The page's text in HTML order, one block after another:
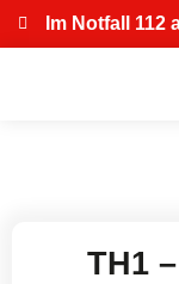
Im Notfall 112
TH1